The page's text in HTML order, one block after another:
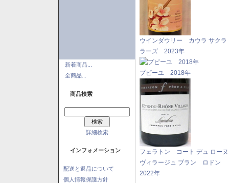
新着商品...
全商品...
商品検索
詳細検索
インフォメーション
配送と返品について
個人情報保護方針
ウインダウリー カウラ サクラ
ラーズ 2023年
プピーユ 2018年
フェラトン コート デュ ロー
ヴィラージュ ブラン ロドン
2022年